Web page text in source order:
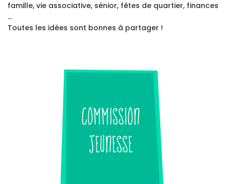
famille, vie associative, sénior, fêtes de quartier, finances
…
Toutes les idées sont bonnes à partager !